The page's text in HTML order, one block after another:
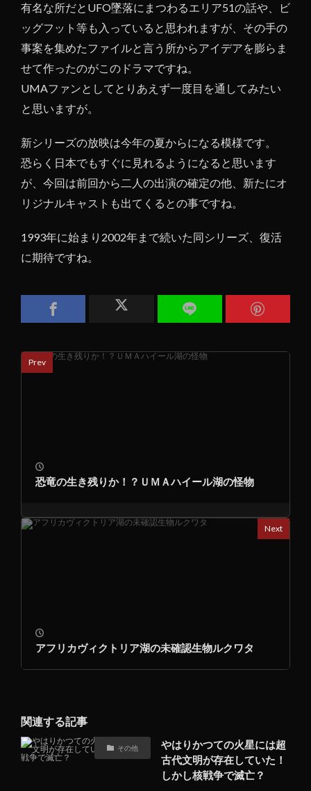
有名な所だとUFO墜落にまつわるエリア51の話や、ビ
ッグフット等も入っていると思われますが、その手の
事案を集めたファイルと言う所からアイデアを膨らま
せて作ったのがこのドラマですね。
UMAファンとしてとりあえず一度目を通してみたい
と思いますが。
新シリーズの放映は今年の夏からになる模様です。
恐らく日本でもすぐに見れるようになると思います
が、今回は前回から二人の出演の確定の他、新たにオ
リジナルキャストも出てくるとの事ですね。
1993年に始まり2002年まで続いた同シリーズ、復活
に期待ですね。
Prev
恐竜の生き残りか！？ＵＭＡハイール湖の怪物
Next
アフリカヴィクトリア湖の未確認生物ルクワタ
関連する記事
その他
やはりかつての火星には超
古代文明が存在していた！
しかし核戦争で滅亡？